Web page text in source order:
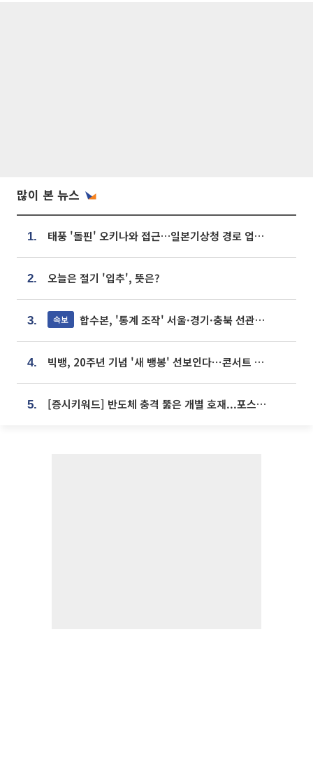
많이 본 뉴스
1. 태풍 '돌핀' 오키나와 접근…일본기상청 경로 업데이트
2. 오늘은 절기 '입추', 뜻은?
3. 속보 합수본, '통계 조작' 서울·경기·충북 선관위 등 추가 압수수색
4. 빅뱅, 20주년 기념 '새 뱅봉' 선보인다⋯콘서트 앞두고 팝업 개최
5. [증시키워드] 반도체 충격 뚫은 개별 호재...포스코퓨처엠·에코프로·한화솔루션 '눈길'